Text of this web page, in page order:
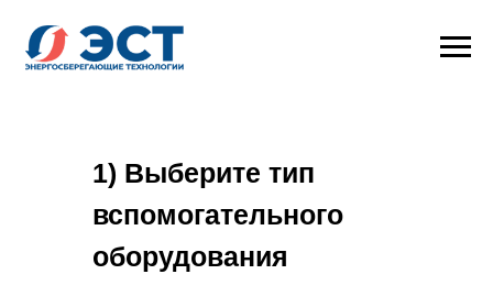
1) Выберите тип
вспомогательного
оборудования